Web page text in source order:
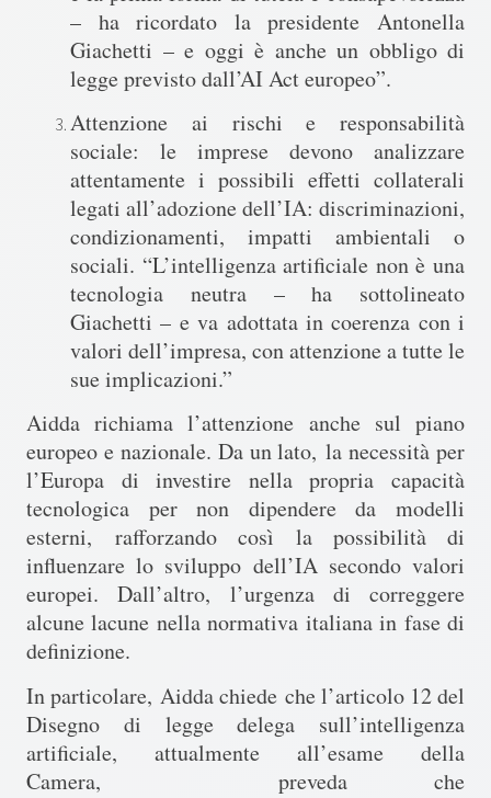
– ha ricordato la presidente Antonella
Giachetti – e oggi è anche un obbligo di
legge previsto dall’AI Act europeo”.
Attenzione ai rischi e responsabilità
sociale: le imprese devono analizzare
attentamente i possibili effetti collaterali
legati all’adozione dell’IA: discriminazioni,
condizionamenti, impatti ambientali o
sociali. “L’intelligenza artificiale non è una
tecnologia neutra – ha sottolineato
Giachetti – e va adottata in coerenza con i
valori dell’impresa, con attenzione a tutte le
sue implicazioni.”
Aidda richiama l’attenzione anche sul piano
europeo e nazionale. Da un lato, la necessità per
l’Europa di investire nella propria capacità
tecnologica per non dipendere da modelli
esterni,rafforzando così la possibilità di
influenzare lo sviluppo dell’IA secondo valori
europei. Dall’altro, l’urgenza di correggere
alcune lacune nella normativa italiana in fase di
definizione.
In particolare, Aidda chiede che l’articolo 12 del
Disegno di legge delega sull’intelligenza
artificiale, attualmente all’esame della
Camera, preveda che